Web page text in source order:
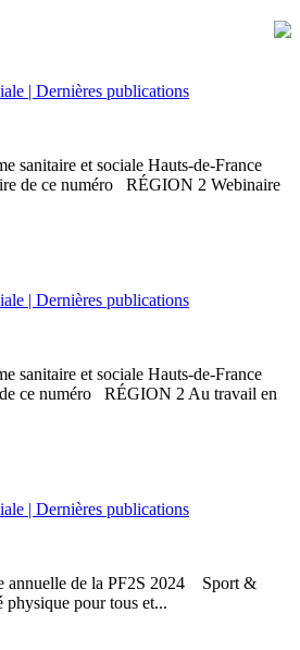
| Dernières publications
sanitaire et sociale Hauts-de-France
de ce numéro RÉGION 2 Webinaire
| Dernières publications
sanitaire et sociale Hauts-de-France
ce numéro RÉGION 2 Au travail en
| Dernières publications
annuelle de la PF2S 2024 Sport &
pour tous et...